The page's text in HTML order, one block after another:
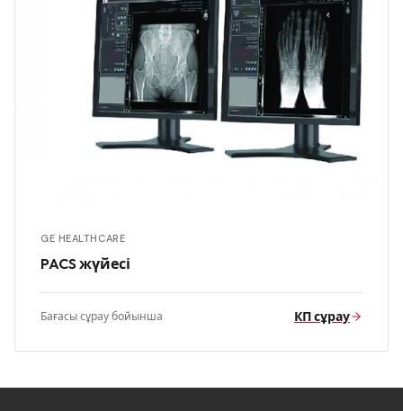
GE HEALTHCARE
PACS жүйесі
Бағасы сұрау бойынша КП сұрау